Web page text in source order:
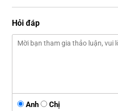
Hỏi đáp
Anh Chị